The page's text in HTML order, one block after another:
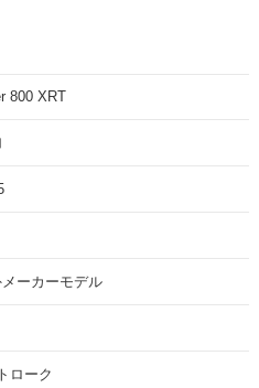
800 XRT
ーカーモデル
ローク